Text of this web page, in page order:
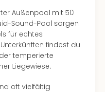
Außenpool mit 50
Sound-Pool sorgen
für echtes
findest du
temperierte
Liegewiese.
oft vielfältig